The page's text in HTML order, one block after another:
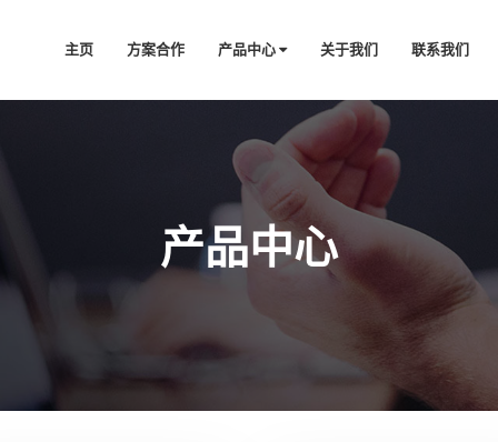
主页 方案合作 产品中心 关于我们 联系我们
产品中心